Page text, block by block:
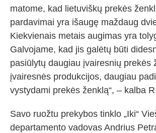
matome, kad lietuviškų prekės
pardavimai yra išaugę maždaug
Kiekvienais metais augimas yra
Galvojame, kad jis galėtų būti
pasiūlytų daugiau įvairesnių prekės
įvairesnės produkcijos, daugiau
vystydami prekės ženklą“, – kalba
Savo ruožtu prekybos tinklo „Iki“
departamento vadovas Andrius